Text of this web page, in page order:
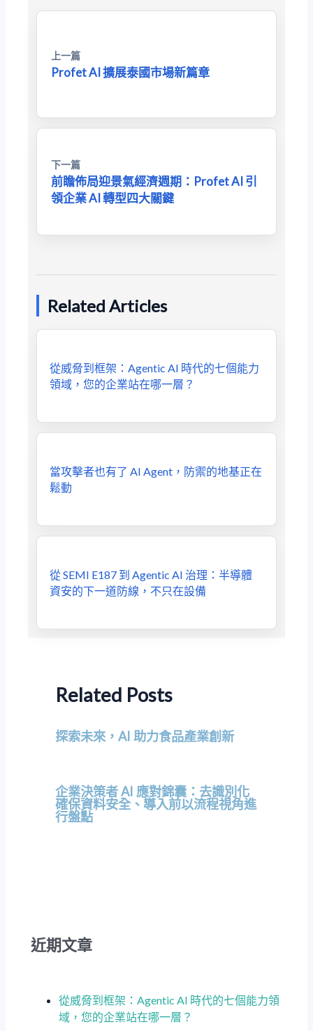
上一篇
Profet AI 擴展泰國市場新篇章
下一篇
前瞻佈局迎景氣經濟週期：Profet AI 引
領企業 AI 轉型四大關鍵
Related Articles
從威脅到框架：Agentic AI 時代的七個能力
領域，您的企業站在哪一層？
當攻擊者也有了 AI Agent，防禦的地基正在
鬆動
從 SEMI E187 到 Agentic AI 治理：半導體
資安的下一道防線，不只在設備​
Related Posts
探索未來，AI 助力食品產業創新
企業決策者 AI 應對錦囊：去識別化
確保資料安全、導入前以流程視角進
行盤點
近期文章
從威脅到框架：Agentic AI 時代的七個能力領
域，您的企業站在哪一層？